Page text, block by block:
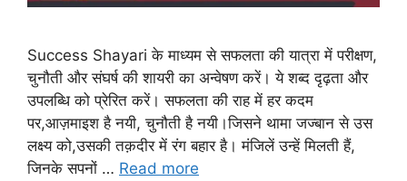
Success Shayari के माध्यम से सफलता की यात्रा में परीक्षण,
चुनौती और संघर्ष की शायरी का अन्वेषण करें। ये शब्द दृढ़ता और
उपलब्धि को प्रेरित करें। सफलता की राह में हर कदम
पर,आज़माइश है नयी, चुनौती है नयी।जिसने थामा जज्बान से उस
लक्ष्य को,उसकी तक़दीर में रंग बहार है। मंजिलें उन्हें मिलती हैं,
जिनके सपनों … Read more